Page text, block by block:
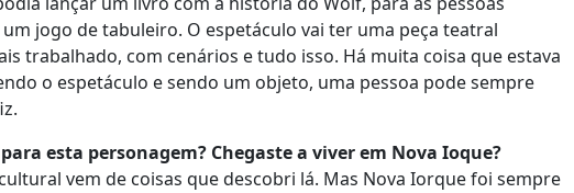
jogo de tabuleiro. O espetáculo vai ter uma peça teatral
trabalhado, com cenários e tudo isso. Há muita coisa que estava
o espetáculo e sendo um objeto, uma pessoa pode sempre
esta personagem? Chegaste a viver em Nova Ioque?
vem de coisas que descobri lá. Mas Nova Iorque foi sempre